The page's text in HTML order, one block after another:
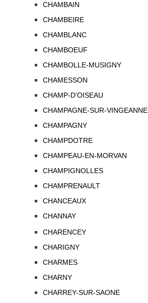
CHAMBAIN
CHAMBEIRE
CHAMBLANC
CHAMBOEUF
CHAMBOLLE-MUSIGNY
CHAMESSON
CHAMP-D'OISEAU
CHAMPAGNE-SUR-VINGEANNE
CHAMPAGNY
CHAMPDOTRE
CHAMPEAU-EN-MORVAN
CHAMPIGNOLLES
CHAMPRENAULT
CHANCEAUX
CHANNAY
CHARENCEY
CHARIGNY
CHARMES
CHARNY
CHARREY-SUR-SAONE